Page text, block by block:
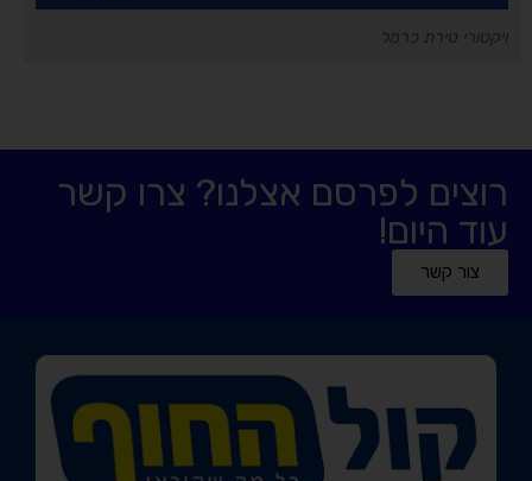
ויקטורי טירת כרמל
רוצים לפרסם אצלנו? צרו קשר
עוד היום!
צור קשר